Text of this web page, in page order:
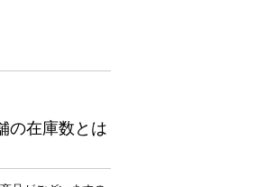
の在庫数とは